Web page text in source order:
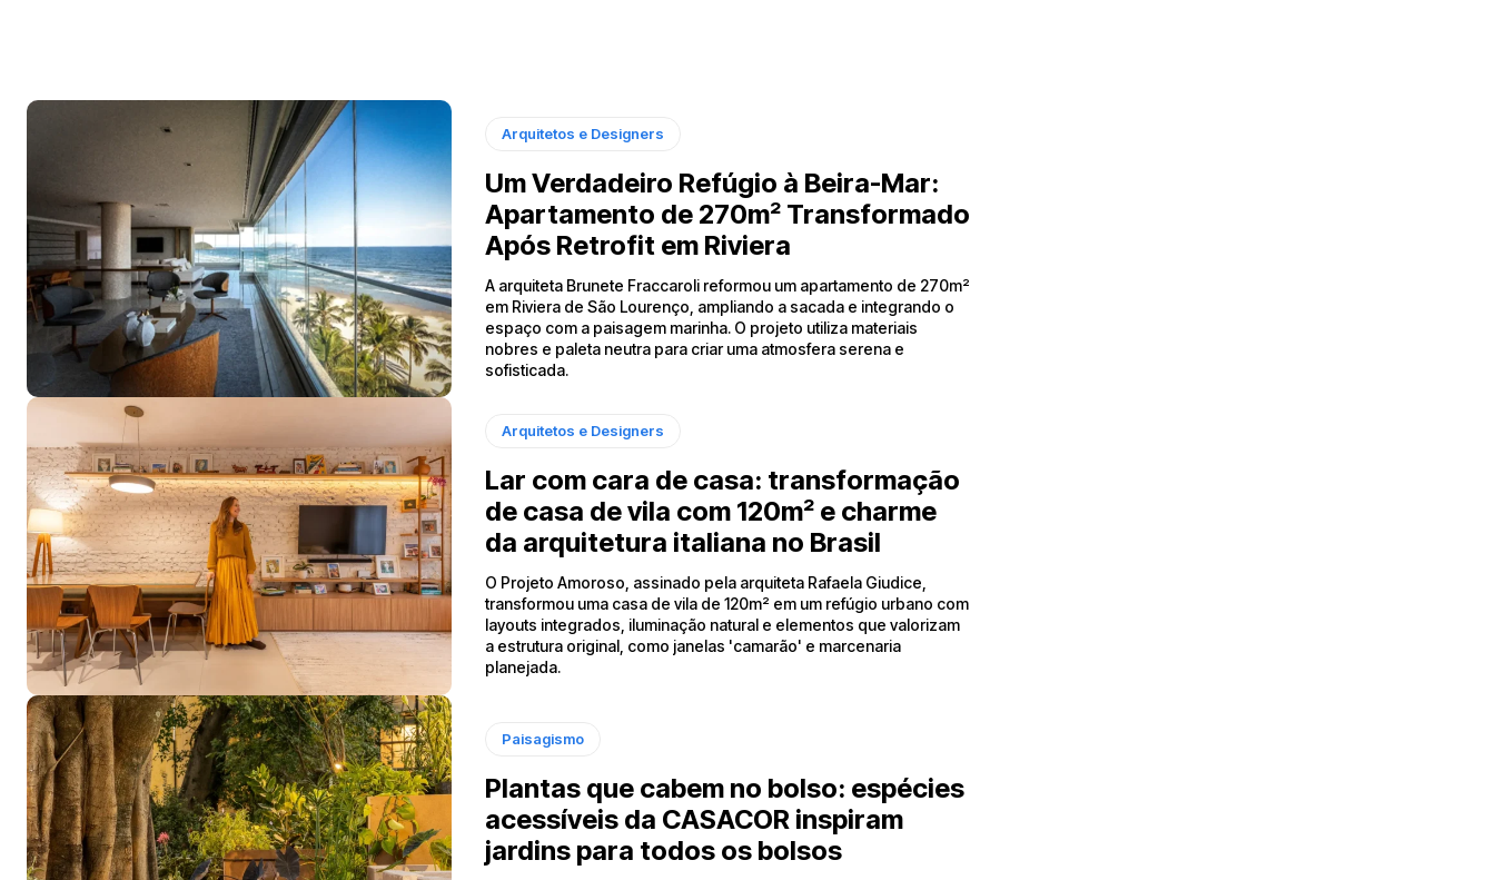
Arquitetos e Designers
Um Verdadeiro Refúgio à Beira-Mar:
Apartamento de 270m² Transformado
Após Retrofit em Riviera
A arquiteta Brunete Fraccaroli reformou um apartamento de 270m²
em Riviera de São Lourenço, ampliando a sacada e integrando o
espaço com a paisagem marinha. O projeto utiliza materiais
nobres e paleta neutra para criar uma atmosfera serena e
sofisticada.
Arquitetos e Designers
Lar com cara de casa: transformação
de casa de vila com 120m² e charme
da arquitetura italiana no Brasil
O Projeto Amoroso, assinado pela arquiteta Rafaela Giudice,
transformou uma casa de vila de 120m² em um refúgio urbano com
layouts integrados, iluminação natural e elementos que valorizam
a estrutura original, como janelas 'camarão' e marcenaria
planejada.
Paisagismo
Plantas que cabem no bolso: espécies
acessíveis da CASACOR inspiram
jardins para todos os bolsos